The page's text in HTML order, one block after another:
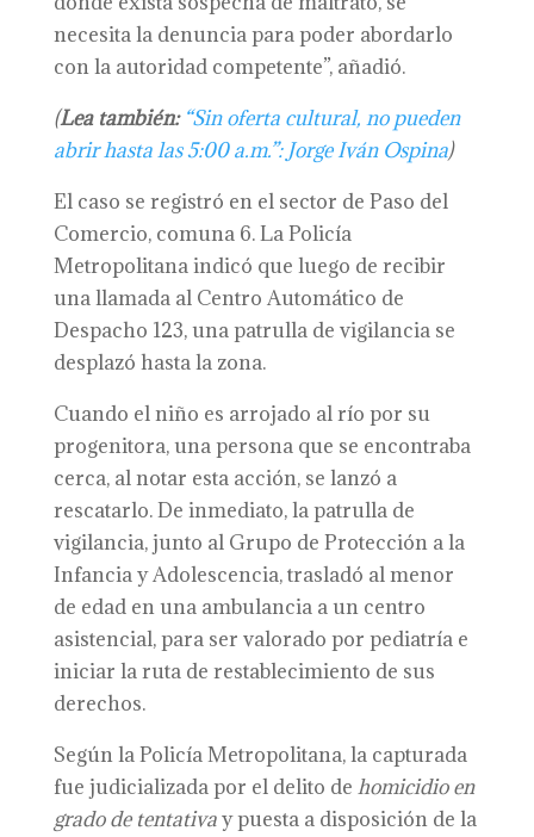
necesita la denuncia para poder abordarlo
con la autoridad competente”, añadió.
(Lea también: “Sin oferta cultural, no pueden
abrir hasta las 5:00 a.m.”: Jorge Iván Ospina)
El caso se registró en el sector de Paso del
Comercio, comuna 6. La Policía
Metropolitana indicó que luego de recibir
una llamada al Centro Automático de
Despacho 123, una patrulla de vigilancia se
desplazó hasta la zona.
Cuando el niño es arrojado al río por su
progenitora, una persona que se encontraba
cerca, al notar esta acción, se lanzó a
rescatarlo. De inmediato, la patrulla de
vigilancia, junto al Grupo de Protección a la
Infancia y Adolescencia, trasladó al menor
de edad en una ambulancia a un centro
asistencial, para ser valorado por pediatría e
iniciar la ruta de restablecimiento de sus
derechos.
Según la Policía Metropolitana, la capturada
fue judicializada por el delito de homicidio en
grado de tentativay puesta a disposición de la